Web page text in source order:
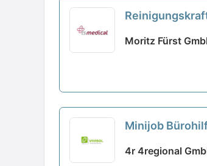
Moritz Fürst
Minijob
4r 4regional